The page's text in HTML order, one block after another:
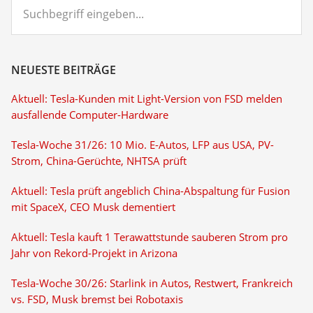
eingeben...
NEUESTE BEITRÄGE
Aktuell: Tesla-Kunden mit Light-Version von FSD melden
ausfallende Computer-Hardware
Tesla-Woche 31/26: 10 Mio. E-Autos, LFP aus USA, PV-
Strom, China-Gerüchte, NHTSA prüft
Aktuell: Tesla prüft angeblich China-Abspaltung für Fusion
mit SpaceX, CEO Musk dementiert
Aktuell: Tesla kauft 1 Terawattstunde sauberen Strom pro
Jahr von Rekord-Projekt in Arizona
Tesla-Woche 30/26: Starlink in Autos, Restwert, Frankreich
vs. FSD, Musk bremst bei Robotaxis